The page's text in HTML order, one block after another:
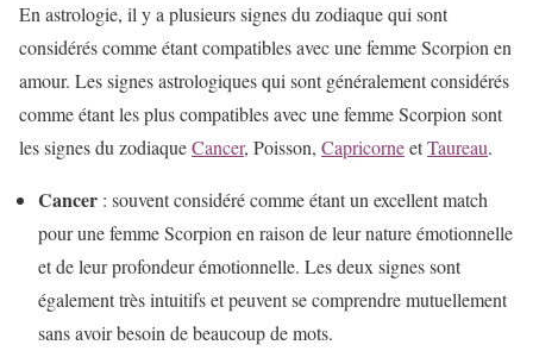
En astrologie, il y a plusieurs signes du zodiaque qui sont
considérés comme étant compatibles avec une femme Scorpion en
amour. Les signes astrologiques qui sont généralement considérés
comme étant les plus compatibles avec une femme Scorpion sont
les signes du zodiaqueCancer, Poisson, CapricorneetTaureau.
Cancer : souvent considéré comme étant un excellent match
pour une femme Scorpion en raison de leur nature émotionnelle
et de leur profondeur émotionnelle. Les deux signes sont
également très intuitifs et peuvent se comprendre mutuellement
sans avoir besoin de beaucoup de mots.